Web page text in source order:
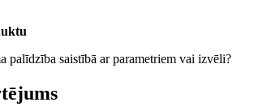
palīdzība saistībā ar parametriem vai izvēli?